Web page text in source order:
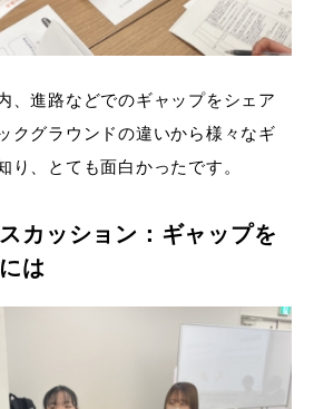
、進路などでのギャップをシェア
クグラウンドの違いから様々なギ
り、とても面白かったです。
カッション：ギャップを
は